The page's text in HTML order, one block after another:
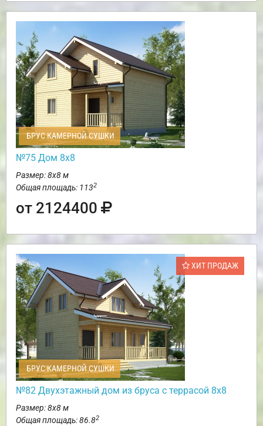
БРУС КАМЕРНОЙ СУШКИ
№75 Дом 8х8
Размер: 8х8 м
Общая площадь: 1132
от 2124400
ХИТ ПРОДАЖ
БРУС КАМЕРНОЙ СУШКИ
№82 Двухэтажный дом из бруса с террасой 8х8
Размер: 8х8 м
Общая площадь: 86.82